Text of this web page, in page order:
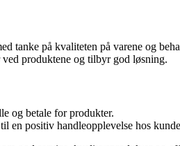
tanke på kvaliteten på varene og
produktene og tilbyr god løsning.
og betale for produkter.
en positiv handleopplevelse hos